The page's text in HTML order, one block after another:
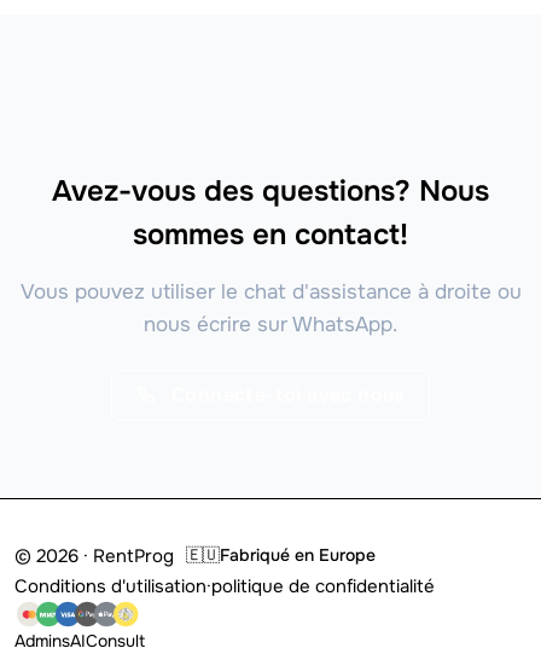
Avez-vous des questions? Nous
sommes en contact!
Vous pouvez utiliser le chat d'assistance à droite ou
nous écrire sur WhatsApp.
© 2026 · RentProg 🇪🇺Fabriqué en Europe
Conditions d'utilisation·politique de confidentialité
AdminsAIConsult